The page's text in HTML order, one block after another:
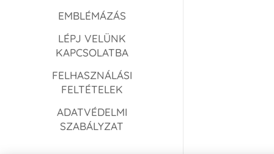
EMBLÉMÁZÁS
LÉPJ VELÜNK
KAPCSOLATBA
FELHASZNÁLÁSI
FELTÉTELEK
ADATVÉDELMI
SZABÁLYZAT